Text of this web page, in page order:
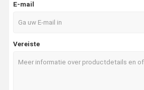
E-mail
Vereiste